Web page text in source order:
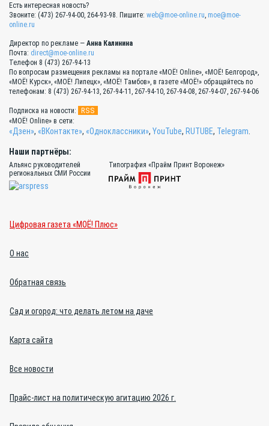
Есть интересная новость?
Звоните: (473) 267-94-00, 264-93-98. Пишите: web@moe-online.ru moe@moe-
online.ru
Директор по рекламе — Анна Калинина
Почта: direct@moe-online.ru
Телефон 8 (473) 267-94-13
По вопросам размещения рекламы на портале «МОЁ! Online», «МОЁ! Белгород»,
«МОЁ! Курск», «МОЁ! Липецк», «МОЁ! Тамбов», в газете «МОЁ!» обращайтесь по
телефонам: 8 (473) 267-94-13, 267-94-11, 267-94-10, 267-94-08, 267-94-07, 267-94-06
Подписка на новости: RSS
«МОЁ! Online» в сети:
«Дзен», «ВКонтакте», «Одноклассники», YouTube, RUTUBE, Telegram
Наши партнёры:
Альянс руководителей
региональных СМИ России
Типография «Прайм Принт Воронеж»
Цифровая газета «МОЁ! Плюс»
О нас
Обратная связь
Сад и огород: что делать летом на даче
Карта сайта
Все новости
Прайс-лист на политическую агитацию 2026 г.